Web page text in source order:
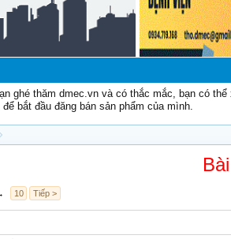
ghé thăm dmec.vn và có thắc mắc, bạn có
để bắt đầu đăng bán sản phẩm của mình.
10 Tiếp >